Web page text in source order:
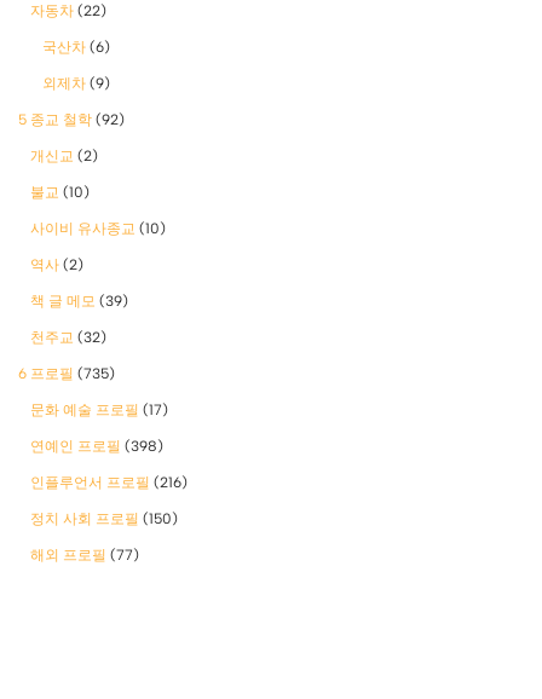
자동차 (22)
국산차 (6)
외제차 (9)
5 종교 철학 (92)
개신교 (2)
불교 (10)
사이비 유사종교 (10)
역사 (2)
책 글 메모 (39)
천주교 (32)
6 프로필 (735)
문화 예술 프로필 (17)
연예인 프로필 (398)
인플루언서 프로필 (216)
정치 사회 프로필 (150)
해외 프로필 (77)